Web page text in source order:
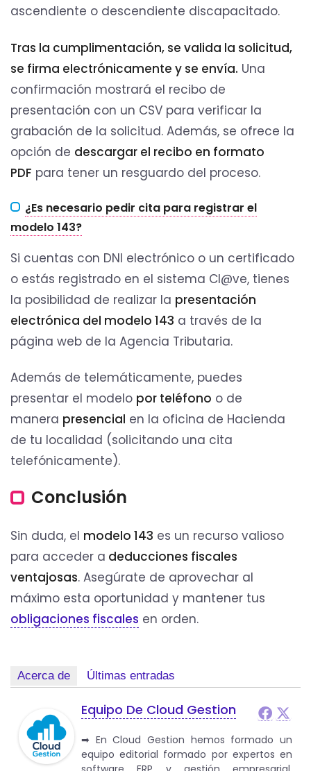
ascendiente o descendiente discapacitado.
Tras la cumplimentación, se valida la solicitud,
se firma electrónicamente y se envía. Una
confirmación mostrará el recibo de
presentación con un CSV para verificar la
grabación de la solicitud. Además, se ofrece la
opción de descargar el recibo en formato
PDF para tener un resguardo del proceso.
¿Es necesario pedir cita para registrar el
modelo 143?
Si cuentas con DNI electrónico o un certificado
o estás registrado en el sistema Cl@ve, tienes
la posibilidad de realizar la presentación
electrónica del modelo 143 a través de la
página web de la Agencia Tributaria.
Además de telemáticamente, puedes
presentar el modelo por teléfono o de
manera presencial en la oficina de Hacienda
de tu localidad (solicitando una cita
telefónicamente).
Conclusión
Sin duda, el modelo 143 es un recurso valioso
para acceder a deducciones fiscales
ventajosas. Asegúrate de aprovechar al
máximo esta oportunidad y mantener tus
obligaciones fiscales en orden.
Acerca de Últimas entradas
Equipo De Cloud Gestion
➡︎ En Cloud Gestion hemos formado un
equipo editorial formado por expertos en